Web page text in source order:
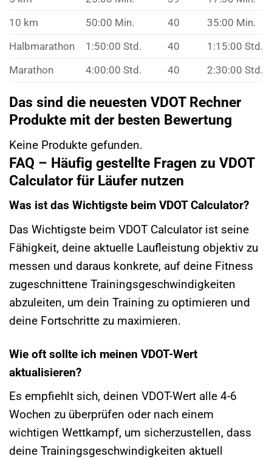
10 km
50:00 Min. 40
35:00 Min.
Halbmarathon
1:50:00 Std. 40
1:15:00 Std.
Marathon
4:00:00 Std. 40 2:30:00 Std.
Das sind die neuesten VDOT Rechner
Produkte mit der besten Bewertung
Keine Produkte gefunden.
FAQ – Häufig gestellte Fragen zu VDOT
Calculator für Läufer nutzen
Was ist das Wichtigste beim VDOT Calculator?
Das Wichtigste beim VDOT Calculator ist seine
Fähigkeit, deine aktuelle Laufleistung objektiv zu
messen und daraus konkrete, auf deine Fitness
zugeschnittene Trainingsgeschwindigkeiten
abzuleiten, um dein Training zu optimieren und
deine Fortschritte zu maximieren.
Wie oft sollte ich meinen VDOT-Wert
aktualisieren?
Es empfiehlt sich, deinen VDOT-Wert alle 4-6
Wochen zu überprüfen oder nach einem
wichtigen Wettkampf, um sicherzustellen, dass
deine Trainingsgeschwindigkeiten aktuell